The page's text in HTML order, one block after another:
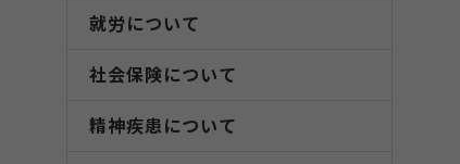
就労について
社会保険について
精神疾患について